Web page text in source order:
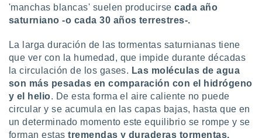
'manchas blancas' suelen producirsecada año
saturniano -o cada 30 años terrestres-.
La larga duración de las tormentas saturnianas tiene
que ver con la humedad, que impide durante décadas
la circulación de los gases. Las moléculas de agua
son más pesadas en comparación con el hidrógeno
y el helio. De esta forma el aire caliente no puede
circular y se acumula en las capas bajas, hasta que en
un determinado momento este equilibrio se rompe y se
forman estastremendas y duraderas tormentas.